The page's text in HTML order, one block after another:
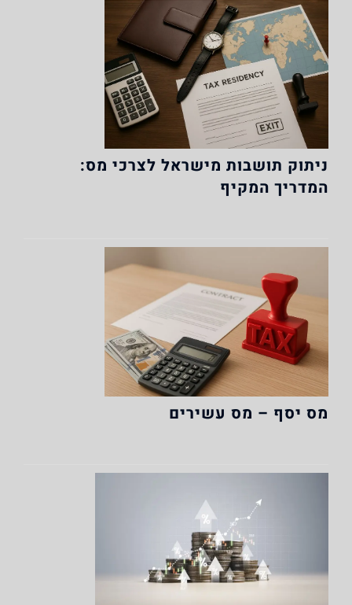
ניתוק תושבות מישראל לצרכי מס:
המדריך המקיף
מס יסף – מס עשירים